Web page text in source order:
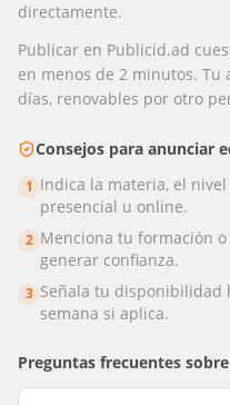
directamente.
Publicar en Publicid.ad
en menos de 2 minutos.
días, renovables por otro
Consejos para anunciar
1 Indica la materia, el
presencial u online.
2 Menciona tu formación
generar confianza.
3 Señala tu disponibilidad
semana si aplica.
Preguntas frecuentes sobre